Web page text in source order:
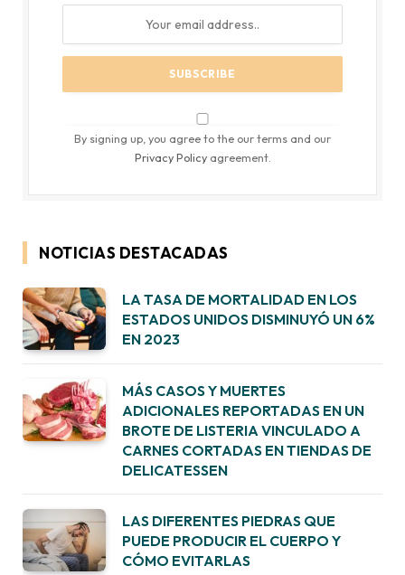
By signing up, you agree to the our terms and our
Privacy Policyagreement.
NOTICIAS DESTACADAS
LA TASA DE MORTALIDAD EN LOS
ESTADOS UNIDOS DISMINUYÓ UN 6%
EN 2023
MÁS CASOS Y MUERTES
ADICIONALES REPORTADAS EN UN
BROTE DE LISTERIA VINCULADO A
CARNES CORTADAS EN TIENDAS DE
DELICATESSEN
LAS DIFERENTES PIEDRAS QUE
PUEDE PRODUCIR EL CUERPO Y
CÓMO EVITARLAS